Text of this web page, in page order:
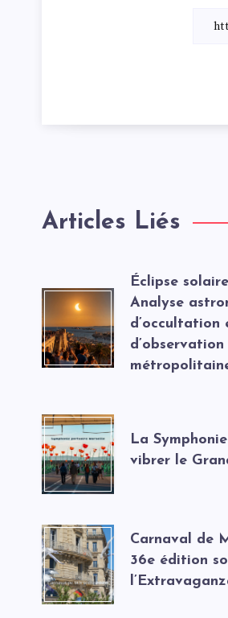
Articles Liés
Éclipse
Analyse
d’occultation
La
vibrer le
Carnaval de
36e édition